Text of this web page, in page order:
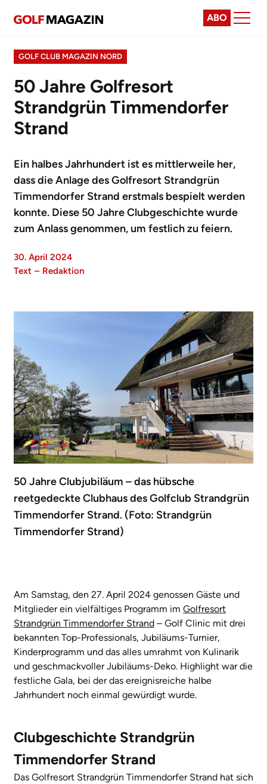
ABO
GOLF CLUB MAGAZIN NORD
50 Jahre Golfresort
Strandgrün Timmendorfer
Strand
Ein halbes Jahrhundert ist es mittlerweile her,
dass die Anlage des Golfresort Strandgrün
Timmendorfer Strand erstmals bespielt werden
konnte. Diese 50 Jahre Clubgeschichte wurde
zum Anlass genommen, um festlich zu feiern.
30. April 2024
Text – Redaktion
50 Jahre Clubjubiläum – das hübsche
reetgedeckte Clubhaus des Golfclub Strandgrün
Timmendorfer Strand. (Foto: Strandgrün
Timmendorfer Strand)
Am Samstag, den 27. April 2024 genossen Gäste und
Mitglieder ein vielfältiges Programm im Golfresort
Strandgrün Timmendorfer Strand – Golf Clinic mit drei
bekannten Top-Professionals, Jubiläums-Turnier,
Kinderprogramm und das alles umrahmt von Kulinarik
und geschmackvoller Jubiläums-Deko. Highlight war die
festliche Gala, bei der das ereignisreiche halbe
Jahrhundert noch einmal gewürdigt wurde.
Clubgeschichte Strandgrün
Timmendorfer Strand
Das Golfresort Strandgrün Timmendorfer Strand hat sich